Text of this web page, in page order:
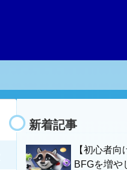
新着記事
【初心者
BFGを増や